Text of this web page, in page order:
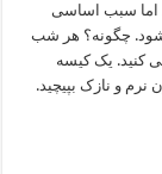
اما سبب اساسی
چگونه؟ هر شب
کنید. یک کیسه
نرم و نازک بپیچید.